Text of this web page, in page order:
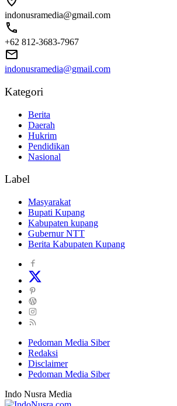
indonusramedia@gmail.com
+62 812-3683-7967
indonusramedia@gmail.com
Kategori
Berita
Daerah
Hukrim
Pendidikan
Nasional
Label
Masyarakat
Bupati Kupang
Kabupaten kupang
Gubernur NTT
Berita Kabupaten Kupang
Pedoman Media Siber
Redaksi
Disclaimer
Pedoman Media Siber
Indo Nusra Media